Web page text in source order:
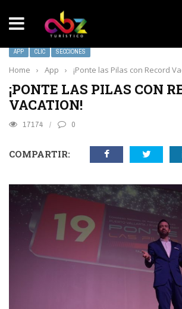
NOTICIAS SOBRESALIENTES
APP CLIC SECCIONES
Home › App › ¡Ponte las Pilas con Record
¡PONTE LAS PILAS CON
VACATION!
17174 0
COMPARTIR: